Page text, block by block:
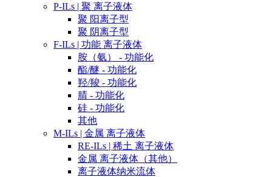
P-ILs | 聚 离子液体
聚 阳离子型
聚 阴离子型
F-ILs | 功能 离子液体
胺（氨） - 功能化
酯/醚 - 功能化
羟/羧 - 功能化
腈 - 功能化
硅 - 功能化
其他
M-ILs | 金属 离子液体
RE-ILs | 稀土 离子液体
金属 离子液体（其他）
离子液体纳米流体